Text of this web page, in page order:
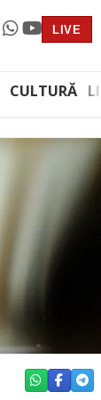
LIVE
CULTURĂ
WHATSAPP